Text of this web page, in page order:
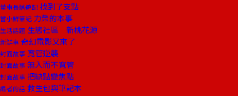
董事長嬉遊記 找到了支點
嘗小鮮筆記 力榮的本事
生活話題 生態社區 新桃花源
新鮮事 奇幻電影又來了
封面故事 寬管逆襲
封面故事 無入而不寬管
封面故事 把缺點變焦點
編者的話 救生包與筆記本